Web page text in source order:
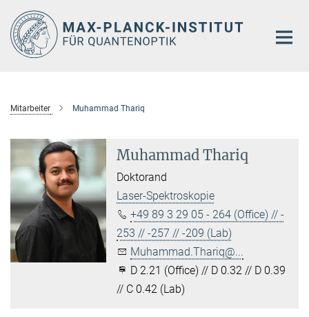
Hauptinhalt
Mitarbeiter Muhammad Thariq
Muhammad Thariq
Doktorand
Laser-Spektroskopie
+49 89 3 29 05 - 264 (Office) // -
253 // -257 // -209 (Lab)
Muhammad.Thariq@...
D 2.21 (Office) // D 0.32 // D 0.39
// C 0.42 (Lab)